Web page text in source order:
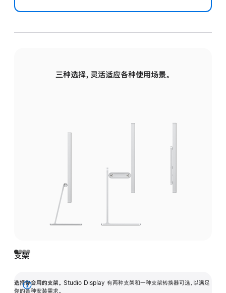
三种选择，灵活适应各种使用场景。
支架
选择你合用的支架。 Studio Display 有两种支架和一种支架转换器可选，以满足
你的各种安装需求。
展